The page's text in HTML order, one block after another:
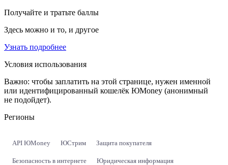
Получайте и тратьте баллы
Здесь можно и то, и другое
Узнать подробнее
Условия использования
Важно: чтобы заплатить на этой странице, нужен именной
или идентифицированный кошелёк ЮMoney (анонимный
не подойдет).
Регионы
API ЮMoney ЮСтрим Защита покупателя
Безопасность в интернете Юридическая информация